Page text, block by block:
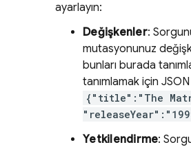
ayarlayın:
Değişkenler:
mutasyonunuz
bunları burada
tanımlamak için
{"title":"The
Yetkilendirme: